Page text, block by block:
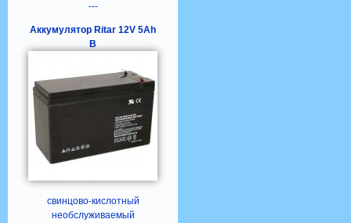
---
Аккумулятор Ritar 12V 5Ah
B
свинцово-кислотный
необслуживаемый